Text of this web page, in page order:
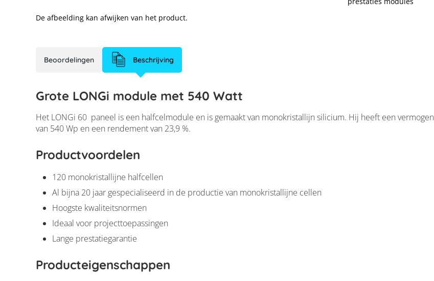
De afbeelding kan afwijken van het product.
Beoordelingen Beschrijving
Grote LONGi module met 540 Watt
Het LONGi 60 paneel is een halfcelmodule en is gemaakt van monokristallijn silicium. Hij heeft een vermogen
van 540 Wp en een rendement van 23,9 %.
Productvoordelen
120 monokristallijne halfcellen
Al bijna 20 jaar gespecialiseerd in de productie van monokristallijne cellen
Hoogste kwaliteitsnormen
Ideaal voor projecttoepassingen
Lange prestatiegarantie
Producteigenschappen